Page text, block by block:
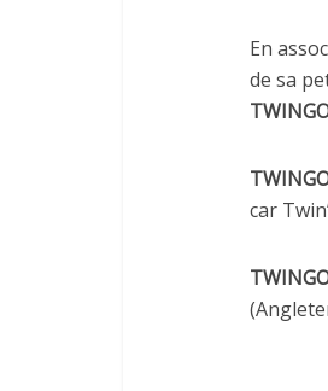
En
de sa
car